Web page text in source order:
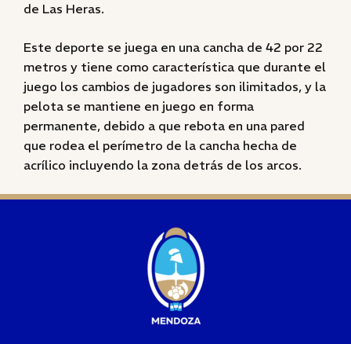
de Las Heras.
Este deporte se juega en una cancha de 42 por 22
metros y tiene como característica que durante el
juego los cambios de jugadores son ilimitados, y la
pelota se mantiene en juego en forma
permanente, debido a que rebota en una pared
que rodea el perímetro de la cancha hecha de
acrílico incluyendo la zona detrás de los arcos.